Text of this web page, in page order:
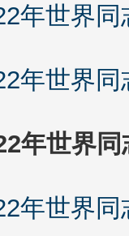
年世界
年世界
年世界
年世界